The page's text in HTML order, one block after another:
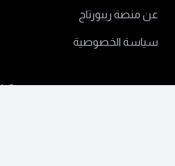
عن منصة ريبورتاج
سياسة الخصوصية
جميع الحقوق محفوظة ©